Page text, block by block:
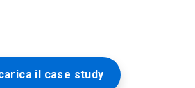
il case study